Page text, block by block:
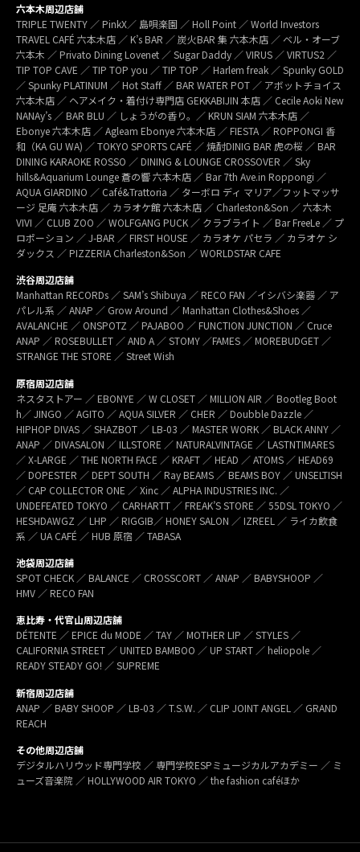
六本木周辺店舗
TRIPLE TWENTY ／ PinkX／ 島唄楽園 ／ Holl Point ／ World Investors
TRAVEL CAFÉ 六本木店 ／ K’s BAR ／ 炭火BAR 集 六本木店 ／ ベル・オーブ
六本木 ／ Privato Dining Lovenet ／ Sugar Daddy ／ VIRUS ／ VIRTUS2 ／
TIP TOP CAVE ／ TIP TOP you ／ TIP TOP ／ Harlem freak ／ Spunky GOLD
／ Spunky PLATINUM ／ Hot Staff ／ BAR WATER POT ／ アボットチョイス
六本木店 ／ ヘアメイク・着付け専門店 GEKKABIJIN 本店 ／ Cecile Aoki New
NANAy’s ／ BAR BLU ／ しょうがの香り。／ KRUN SIAM 六本木店 ／
Ebonye 六本木店 ／ Agleam Ebonye 六本木店 ／ FIESTA ／ ROPPONGI 香
和（KA GU WA) ／ TOKYO SPORTS CAFÉ ／ 焼酎DINIG BAR 虎の桜 ／ BAR
DINING KARAOKE ROSSO ／ DINING & LOUNGE CROSSOVER ／ Sky
hills&Aquarium Lounge 蒼の響 六本木店 ／ Bar 7th Ave.in Roppongi ／
AQUA GIARDINO ／ Café&Trattoria ／ ターボロ ディ マリア／フットマッサ
ージ 足庵 六本木店 ／ カラオケ館 六本木店 ／ Charleston&Son ／ 六本木
VIVI ／ CLUB ZOO ／ WOLFGANG PUCK ／ クラブライト ／ Bar FreeLe ／ プ
ロポーション ／ J-BAR ／ FIRST HOUSE ／ カラオケ パセラ ／ カラオケ シ
ダックス ／ PIZZERIA Charleston&Son ／ WORLDSTAR CAFE
渋谷周辺店舗
Manhattan RECORDs ／ SAM’s Shibuya ／ RECO FAN ／イシバシ楽器 ／ ア
パレル系 ／ ANAP ／ Grow Around ／ Manhattan Clothes&Shoes ／
AVALANCHE ／ ONSPOTZ ／ PAJABOO ／ FUNCTION JUNCTION ／ Cruce
ANAP ／ ROSEBULLET ／ AND A ／ STOMY ／FAMES ／ MOREBUDGET ／
STRANGE THE STORE ／ Street Wish
原宿周辺店舗
ネスタストアー ／ EBONYE ／ W CLOSET ／ MILLION AIR ／ Bootleg Boot
h／ JINGO ／ AGITO ／ AQUA SILVER ／ CHER ／ Doubble Dazzle ／
HIPHOP DIVAS ／ SHAZBOT ／ LB-03 ／ MASTER WORK ／ BLACK ANNY ／
ANAP ／ DIVASALON ／ ILLSTORE ／ NATURALVINTAGE ／ LASTNTIMARES
／ X-LARGE ／ THE NORTH FACE ／ KRAFT ／ HEAD ／ ATOMS ／ HEAD69
／ DOPESTER ／ DEPT SOUTH ／ Ray BEAMS ／ BEAMS BOY ／ UNSELTISH
／ CAP COLLECTOR ONE ／ Xinc ／ ALPHA INDUSTRIES INC. ／
UNDEFEATED TOKYO ／ CARHARTT ／ FREAK’S STORE ／ 55DSL TOKYO ／
HESHDAWGZ ／ LHP ／ RIGGIB／ HONEY SALON ／ IZREEL ／ ライカ飲食
系 ／ UA CAFÉ ／ HUB 原宿 ／ TABASA
池袋周辺店舗
SPOT CHECK ／ BALANCE ／ CROSSCORT ／ ANAP ／ BABYSHOOP ／
HMV ／ RECO FAN
恵比寿・代官山周辺店舗
DÉTENTE ／ EPICE du MODE ／ TAY ／ MOTHER LIP ／ STYLES ／
CALIFORNIA STREET ／ UNITED BAMBOO ／ UP START ／ heliopole ／
READY STEADY GO! ／ SUPREME
新宿周辺店舗
ANAP ／ BABY SHOOP ／ LB-03 ／ T.S.W. ／ CLIP JOINT ANGEL ／ GRAND
REACH
その他周辺店舗
デジタルハリウッド専門学校 ／ 専門学校ESPミュージカルアカデミー ／ ミ
ューズ音楽院 ／ HOLLYWOOD AIR TOKYO ／ the fashion caféほか